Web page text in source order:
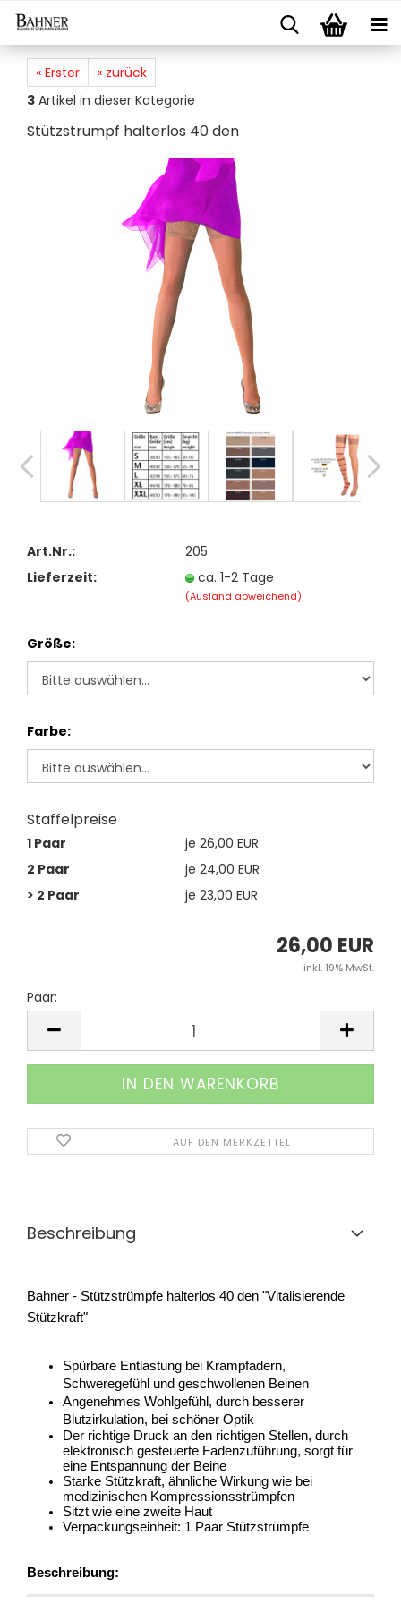
« Erster
« zurück
3 Artikel in dieser Kategorie
Stütz­strumpf hal­ter­los 40 den
Art.Nr.:
205
Lieferzeit:
ca. 1-2 Tage
(Ausland abweichend)
Größe:
Farbe:
Staffelpreise
1 Paar
je 26,00 EUR
2 Paar
je 24,00 EUR
> 2 Paar
je 23,00 EUR
26,00 EUR
inkl. 19% MwSt.
Paar:
AUF DEN MERKZETTEL
Beschreibung
Bahner - Stützstrümpfe halterlos 40 den "Vitalisierende
Stützkraft"
Spürbare Entlastung bei Krampfadern,
Schweregefühl und geschwollenen Beinen
Angenehmes Wohlgefühl, durch besserer
Blutzirkulation, bei schöner Optik
Der richtige Druck an den richtigen Stellen, durch
elektronisch gesteuerte Fadenzuführung, sorgt für
eine Entspannung der Beine
Starke Stützkraft, ähnliche Wirkung wie bei
medizinischen Kompressionsstrümpfen
Sitzt wie eine zweite Haut
Verpackungseinheit: 1 Paar Stützstrümpfe
Beschreibung: